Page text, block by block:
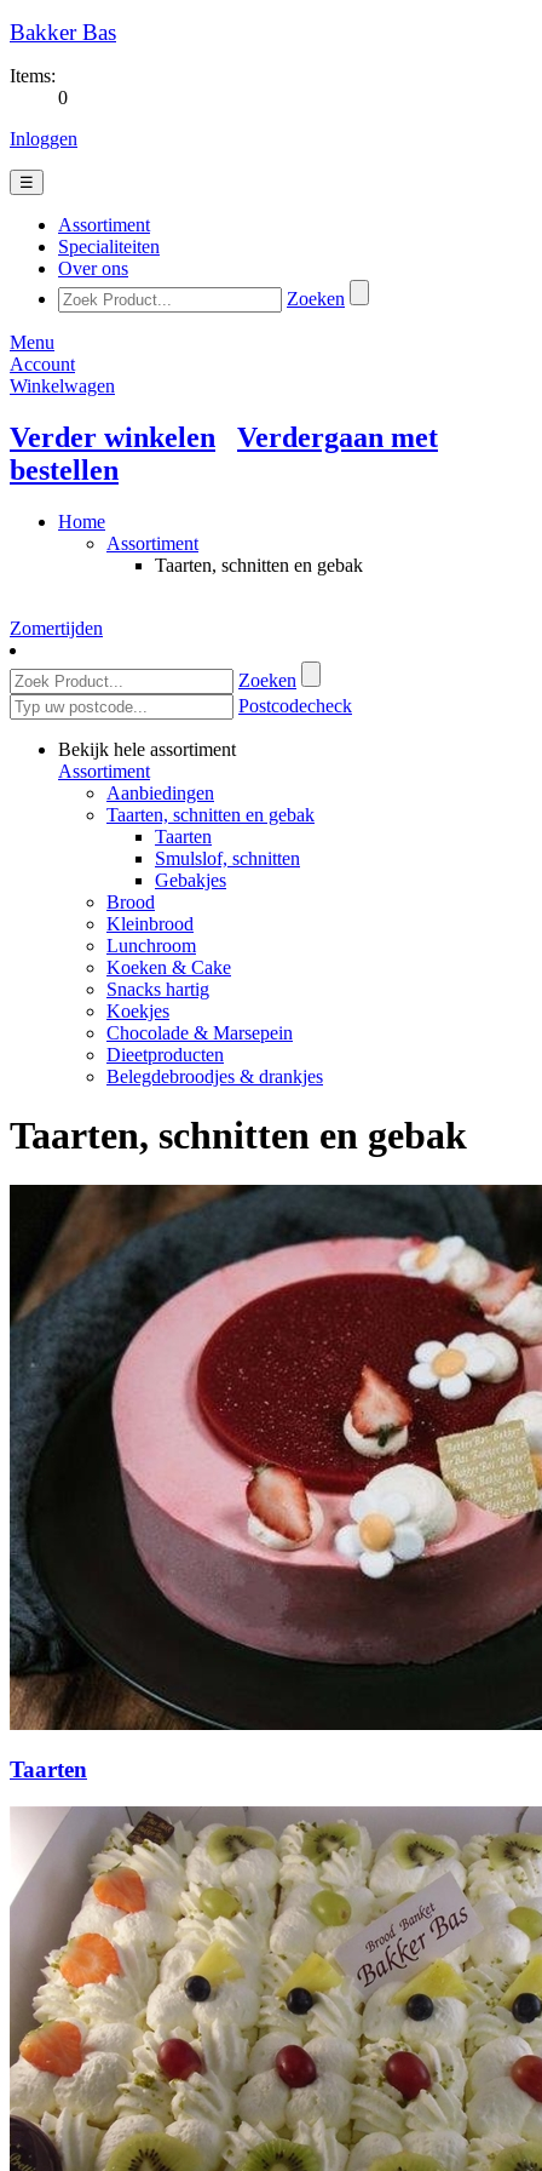
Bakker Bas
Items:
0
Inloggen
☰
Assortiment
Specialiteiten
Over ons
Zoeken
Menu
Account
Winkelwagen
Verder winkelen
Verdergaan met
bestellen
Home
Assortiment
Taarten, schnitten en gebak
Zomertijden
Zoeken
Postcodecheck
Bekijk hele assortiment
Assortiment
Aanbiedingen
Taarten, schnitten en gebak
Taarten
Smulslof, schnitten
Gebakjes
Brood
Kleinbrood
Lunchroom
Koeken & Cake
Snacks hartig
Koekjes
Chocolade & Marsepein
Dieetproducten
Belegdebroodjes & drankjes
Taarten, schnitten en gebak
Taarten